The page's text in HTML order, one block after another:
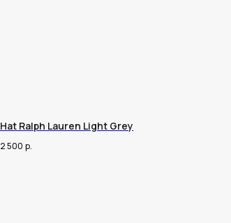
Hat Ralph Lauren Light Grey
2 500 р.